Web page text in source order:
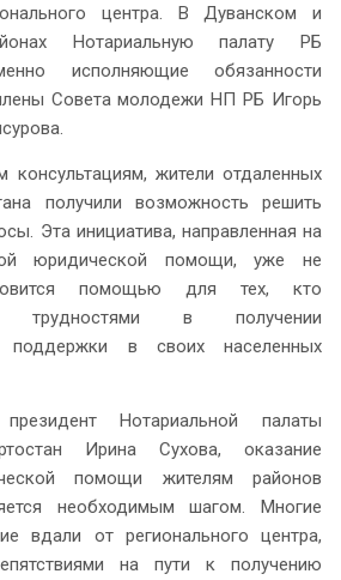
центра. В Дуванском и
Нотариальную палату РБ
исполняющие обязанности
Совета молодежи НП РБ Игорь
консультациям, жители отдаленных
получили возможность решить
Эта инициатива, направленная на
юридической помощи, уже не
помощью для тех, кто
трудностями в получении
поддержки в своих населенных
Нотариальной палаты
Ирина Сухова, оказание
помощи жителям районов
необходимым шагом. Многие
вдали от регионального центра,
на пути к получению